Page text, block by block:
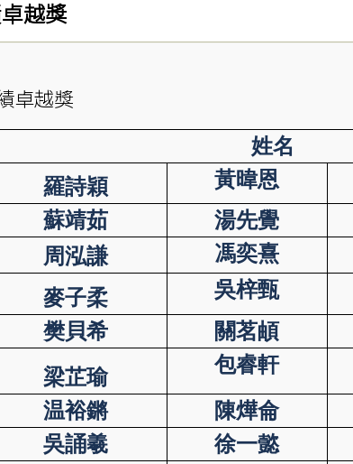
越獎
卓越獎
姓名
羅詩穎
黃暐恩
蘇靖茹
湯先覺
周泓謙
馮奕熹
麥子柔
吳梓甄
樊貝希
關茗頔
梁芷瑜
包睿軒
温裕鏘
陳燁侖
吳誦羲
徐一懿